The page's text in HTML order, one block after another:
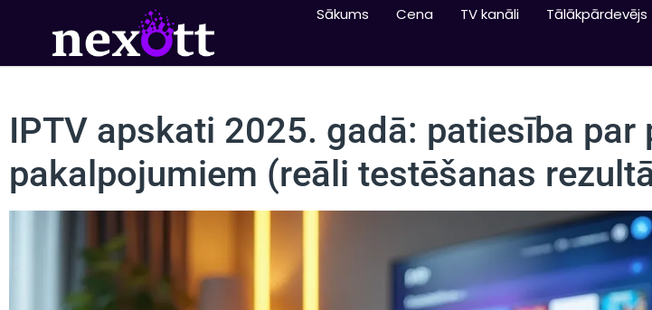
Sākums Cena TV kanāli Tālākpārdevējs
IPTV apskati 2025. gadā: patiesība par
pakalpojumiem (reāli testēšanas